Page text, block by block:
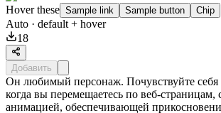
Hover these Sample link Sample button Chip
Auto · default + hover
18
Добавить
Он любимый персонаж. Почувствуйте себя
когда вы перемещаетесь по веб-страницам,
анимацией, обеспечивающей